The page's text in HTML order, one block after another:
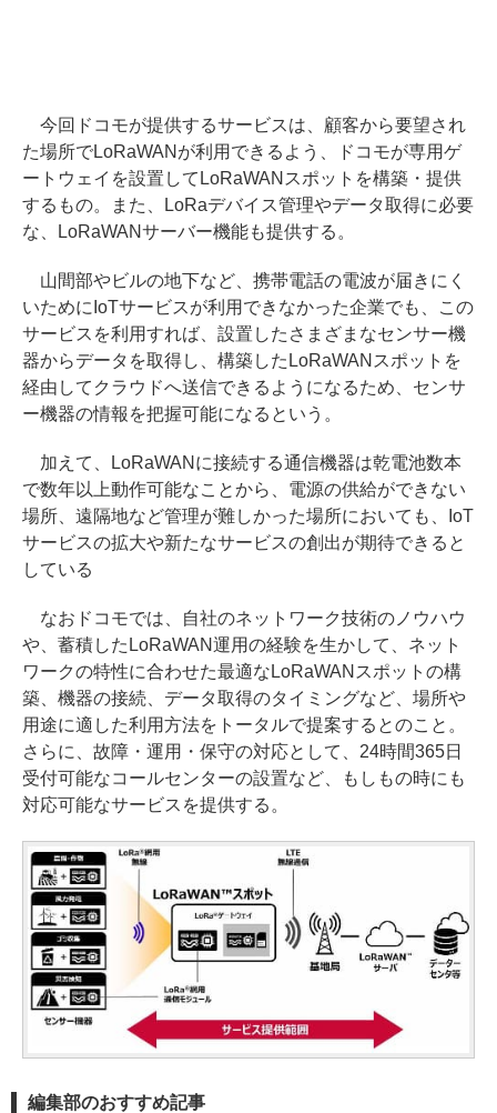
今回ドコモが提供するサービスは、顧客から要望され
た場所でLoRaWANが利用できるよう、ドコモが専用ゲ
ートウェイを設置してLoRaWANスポットを構築・提供
するもの。また、LoRaデバイス管理やデータ取得に必要
な、LoRaWANサーバー機能も提供する。
山間部やビルの地下など、携帯電話の電波が届きにく
いためにIoTサービスが利用できなかった企業でも、この
サービスを利用すれば、設置したさまざまなセンサー機
器からデータを取得し、構築したLoRaWANスポットを
経由してクラウドへ送信できるようになるため、センサ
ー機器の情報を把握可能になるという。
加えて、LoRaWANに接続する通信機器は乾電池数本
で数年以上動作可能なことから、電源の供給ができない
場所、遠隔地など管理が難しかった場所においても、IoT
サービスの拡大や新たなサービスの創出が期待できると
している
なおドコモでは、自社のネットワーク技術のノウハウ
や、蓄積したLoRaWAN運用の経験を生かして、ネット
ワークの特性に合わせた最適なLoRaWANスポットの構
築、機器の接続、データ取得のタイミングなど、場所や
用途に適した利用方法をトータルで提案するとのこと。
さらに、故障・運用・保守の対応として、24時間365日
受付可能なコールセンターの設置など、もしもの時にも
対応可能なサービスを提供する。
編集部のおすすめ記事